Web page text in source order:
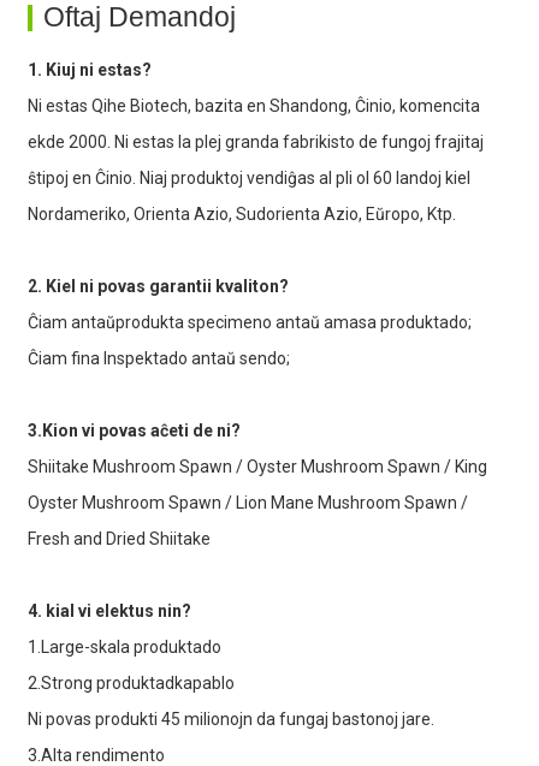
Oftaj Demandoj
1. Kiuj ni estas?
Ni estas Qihe Biotech, bazita en Shandong, Ĉinio, komencita
ekde 2000. Ni estas la plej granda fabrikisto de fungoj frajitaj
ŝtipoj en Ĉinio. Niaj produktoj vendiĝas al pli ol 60 landoj kiel
Nordameriko, Orienta Azio, Sudorienta Azio, Eŭropo, Ktp.
2. Kiel ni povas garantii kvaliton?
Ĉiam antaŭprodukta specimeno antaŭ amasa produktado;
Ĉiam fina Inspektado antaŭ sendo;
3.Kion vi povas aĉeti de ni?
Shiitake Mushroom Spawn / Oyster Mushroom Spawn / King
Oyster Mushroom Spawn / Lion Mane Mushroom Spawn /
Fresh and Dried Shiitake
4. kial vi elektus nin?
1.Large-skala produktado
2.Strong produktadkapablo
Ni povas produkti 45 milionojn da fungaj bastonoj jare.
3.Alta rendimento